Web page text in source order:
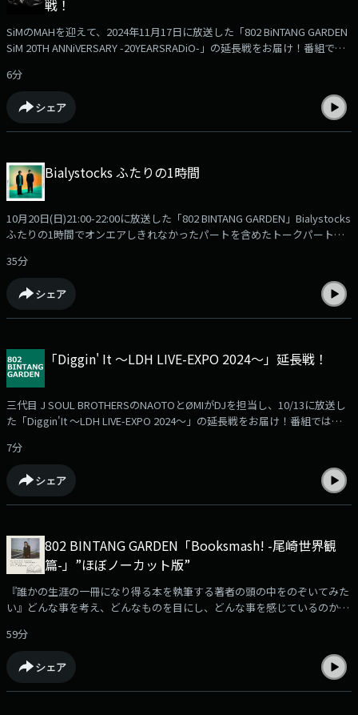
戦！
SiMのMAHを迎えて、2024年11月17日に放送した「802 BiNTANG GARDEN
SiM 20TH ANNiVERSARY -20YEARSRADiO-」の延長戦をお届け！番組では
「20YEARS」参加アーティストのSiMに関する様々な質問の答えから気に
なるものをピックアップしてその真相やエピソードをMAHさんに聞いてき
ましたが、ここでも追加でMAHさんを質問攻めに！あのバンドメンバーに
言われて衝撃だった言葉とは！？ぜひお聴きください。
6分
シェア
Bialystocks ふたりの1時間
10月20日(日)21:00-22:00に放送した「802 BINTANG GARDEN」Bialystocks
ふたりの1時間でオンエアしきれなかったパートを含めたトークパートを
ットしていますがBialystocks お二人だけの「ここだけのトーク」をお楽
しみください！ツアー Zepp Namba公演はまもなく 11/17（日）ライブの
前にぜひ、お聴きください。
35分
シェア
「Diggin' It ～LDH LIVE-EXPO 2024～」延長戦！
三代目 J SOUL BROTHERSのNAOTOとØMIがDJを担当し、10/13に放送し
た「Diggin'It ～LDH LIVE-EXPO 2024～」の延長戦をお届け！番組では、
ワードを発表しながら、2人の独断と偏見で「LDH辞典」を制作。ここで
も「LDH辞典」に入れたいワードを追加でチョイスしていきます。2人が
選ぶ"LDH" なワードとは！？
7分
シェア
802 BINTANG GARDEN「Booksmash! -尾崎世界観
篇-」”ほぼノーカット版”
『誰かの生涯の一冊になり得る本を執筆する著者の頭の中をのぞいてみた
い』どんな事を考え、どんなものを目にし、どんな事を感じているのか。
のは、第171回 芥川賞候補作品「転の声」を執筆した尾崎世界観。なぜ本
を書かずにいられないのか。覚悟を決めたこと。そして共感よりも大切な
事とは。作家：尾崎世界観としての彼の内側に深く迫る1時間。9月1日に
オンエアされた 802 BINTANG GARDEN「Booksmash! -尾崎世界観篇-」の
59分
シェア